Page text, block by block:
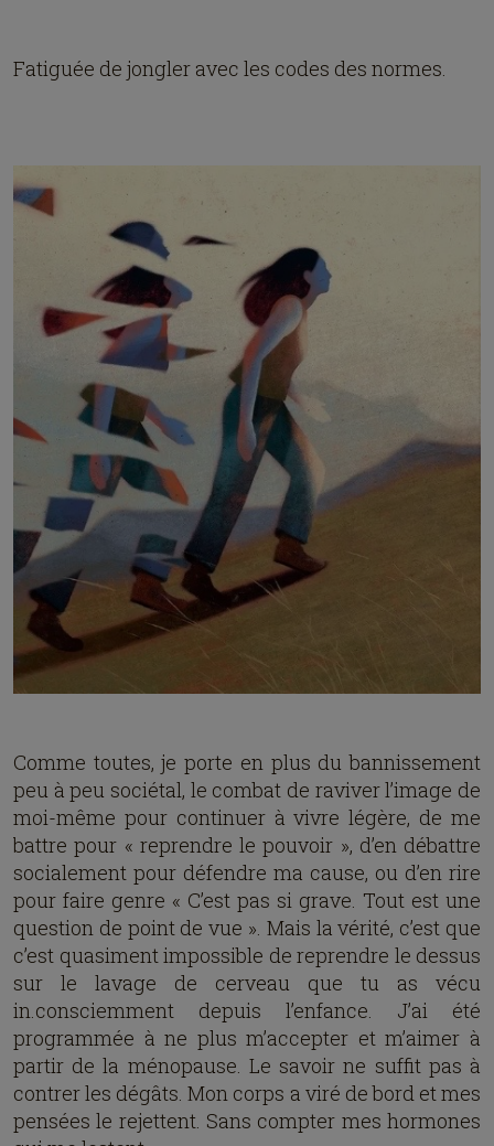
Fatiguée de jongler avec les codes des normes.
Comme toutes, je porte en plus du bannissement
peu à peu sociétal, le combat de raviver l’image de
moi-même pour continuer à vivre légère, de me
battre pour « reprendre le pouvoir », d’en débattre
socialement pour défendre ma cause, ou d’en rire
pour faire genre « C’est pas si grave. Tout est une
question de point de vue ». Mais la vérité, c’est que
c’est quasiment impossible de reprendre le dessus
sur le lavage de cerveau que tu as vécu
in.consciemment depuis l’enfance. J’ai été
programmée à ne plus m’accepter et m’aimer à
partir de la ménopause. Le savoir ne suffit pas à
contrer les dégâts. Mon corps a viré de bord et mes
pensées le rejettent. Sans compter mes hormones